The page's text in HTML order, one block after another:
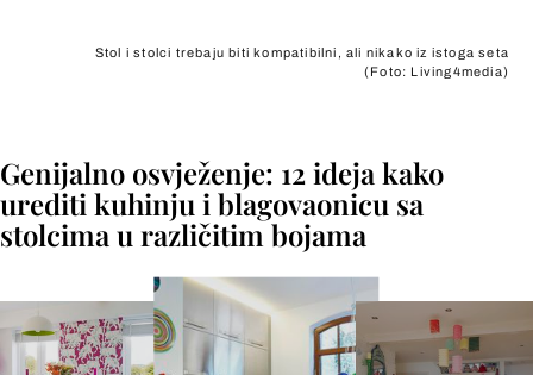
Stol i stolci trebaju biti kompatibilni, ali nikako iz istoga seta
(Foto: Living4media)
Genijalno osvježenje: 12 ideja kako
urediti kuhinju i blagovaonicu sa
stolcima u različitim bojama